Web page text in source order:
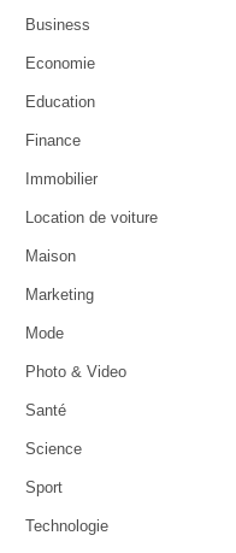
Business
Economie
Education
Finance
Immobilier
Location de voiture
Maison
Marketing
Mode
Photo & Video
Santé
Science
Sport
Technologie